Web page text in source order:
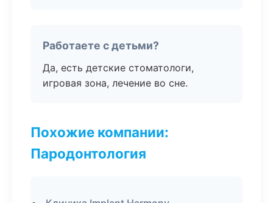
Работаете с детьми?
Да, есть детские стоматологи,
игровая зона, лечение во сне.
Похожие компании:
Пародонтология